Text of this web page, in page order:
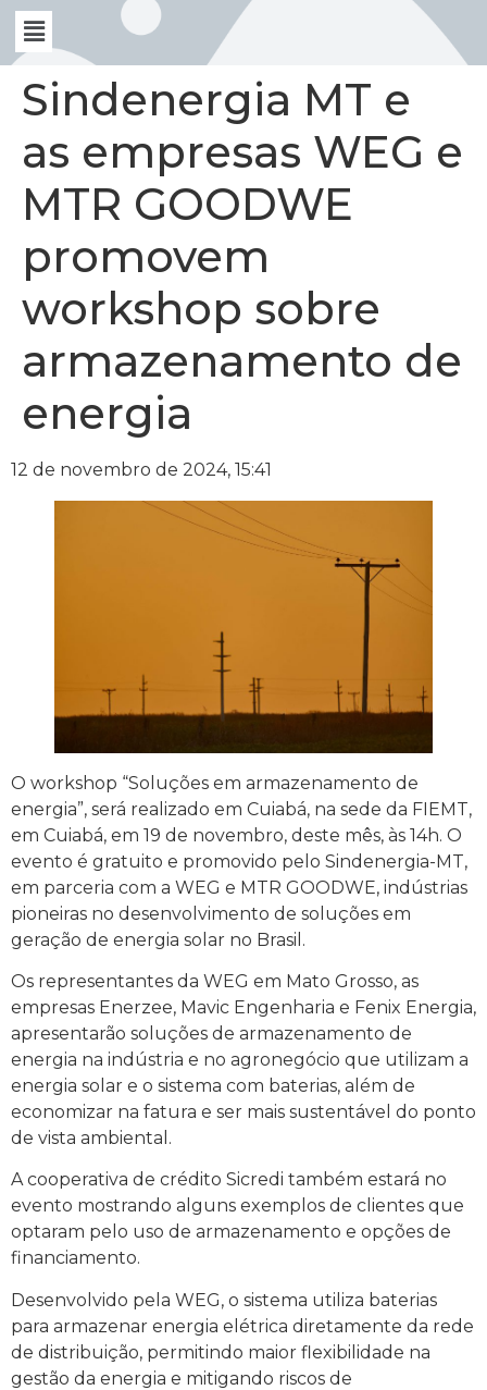
Sindenergia MT e
as empresas WEG e
MTR GOODWE
promovem
workshop sobre
armazenamento de
energia
12 de novembro de 2024, 15:41
O workshop “Soluções em armazenamento de
energia”, será realizado em Cuiabá, na sede da FIEMT,
em Cuiabá, em 19 de novembro, deste mês, às 14h. O
evento é gratuito e promovido pelo Sindenergia-MT,
em parceria com a WEG e MTR GOODWE, indústrias
pioneiras no desenvolvimento de soluções em
geração de energia solar no Brasil.
Os representantes da WEG em Mato Grosso, as
empresas Enerzee, Mavic Engenharia e Fenix Energia,
apresentarão soluções de armazenamento de
energia na indústria e no agronegócio que utilizam a
energia solar e o sistema com baterias, além de
economizar na fatura e ser mais sustentável do ponto
de vista ambiental.
A cooperativa de crédito Sicredi também estará no
evento mostrando alguns exemplos de clientes que
optaram pelo uso de armazenamento e opções de
financiamento.
Desenvolvido pela WEG, o sistema utiliza baterias
para armazenar energia elétrica diretamente da rede
de distribuição, permitindo maior flexibilidade na
gestão da energia e mitigando riscos de